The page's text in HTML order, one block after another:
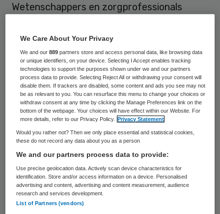
Wetenschappers en zorgprofessionals
voor innovatie in de patiëntenzorg tijdens
het Clingendael symposium op 10 februari.
Het European Health Forum organiseert dit
voor de tiende keer.
Symposium live volgen via webtv
De sprekers gaan onder meer in op de vraag
hoe zorgbestuurders en zorgprofessionals
ruimte creëren voorgeavanceerde zorg
aan patiënten. Met welke obstakels worden
bestuurders en zorgprofessionals
We Care About Your Privacy
We and our889 partners store and access personal data, like browsing data
or unique identifiers, on your device. Selecting I Accept enables tracking
technologies to support the purposes shown under we and our partners
process data to provide. Selecting Reject All or withdrawing your consent will
disable them. If trackers are disabled, some content and ads you see may not
be as relevant to you. You can resurface this menu to change your choices or
withdraw consent at any time by clicking the Manage Preferences link on the
bottom of the webpage. Your choices will have effect within our Website. For
more details, refer to our Privacy Policy.
Privacy Statement
Would you rather not? Then we only place essential and statistical cookies,
these do not record any data about you as a person
We and our partners process data to provide:
Use precise geolocation data. Actively scan device characteristics for
identification. Store and/or access information on a device. Personalised
advertising and content, advertising and content measurement, audience
research and services development.
List of Partners (vendors)